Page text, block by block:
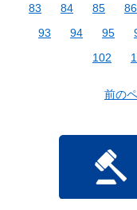
83
84 85 86
93
94 95
102
前の